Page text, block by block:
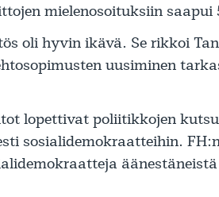
mielenosoituksiin saapui
oli hyvin ikävä. Se rikkoi
uusiminen
lopettivat poliitikkojen
sosialidemokraatteihin.